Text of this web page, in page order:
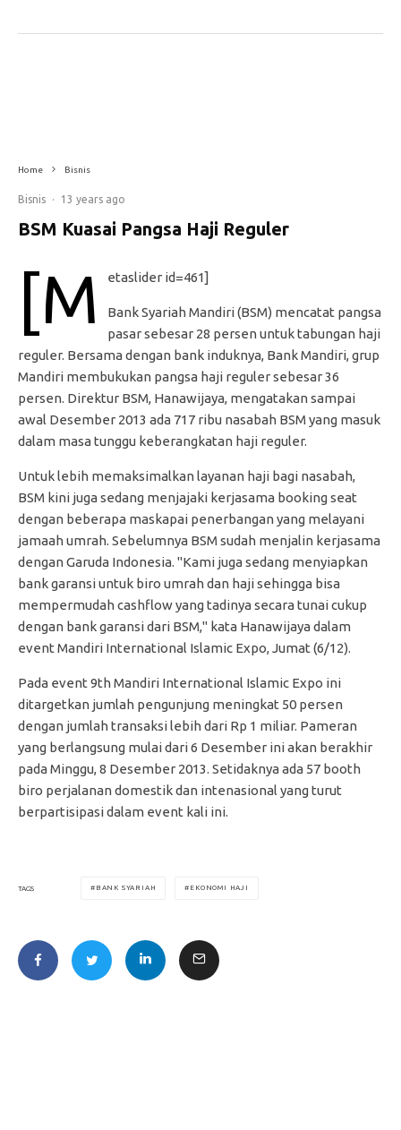
Home Bisnis
Bisnis · 13 years ago
BSM Kuasai Pangsa Haji Reguler
[m etaslider id=461]
Bank Syariah Mandiri (BSM) mencatat pangsa
pasar sebesar 28 persen untuk tabungan haji
reguler. Bersama dengan bank induknya, Bank Mandiri, grup
Mandiri membukukan pangsa haji reguler sebesar 36
persen. Direktur BSM, Hanawijaya, mengatakan sampai
awal Desember 2013 ada 717 ribu nasabah BSM yang masuk
dalam masa tunggu keberangkatan haji reguler.
Untuk lebih memaksimalkan layanan haji bagi nasabah,
BSM kini juga sedang menjajaki kerjasama booking seat
dengan beberapa maskapai penerbangan yang melayani
jamaah umrah. Sebelumnya BSM sudah menjalin kerjasama
dengan Garuda Indonesia. "Kami juga sedang menyiapkan
bank garansi untuk biro umrah dan haji sehingga bisa
mempermudah cashflow yang tadinya secara tunai cukup
dengan bank garansi dari BSM," kata Hanawijaya dalam
event Mandiri International Islamic Expo, Jumat (6/12).
Pada event 9th Mandiri International Islamic Expo ini
ditargetkan jumlah pengunjung meningkat 50 persen
dengan jumlah transaksi lebih dari Rp 1 miliar. Pameran
yang berlangsung mulai dari 6 Desember ini akan berakhir
pada Minggu, 8 Desember 2013. Setidaknya ada 57 booth
biro perjalanan domestik dan intenasional yang turut
berpartisipasi dalam event kali ini.
TAGS BANK SYARIAH EKONOMI HAJI